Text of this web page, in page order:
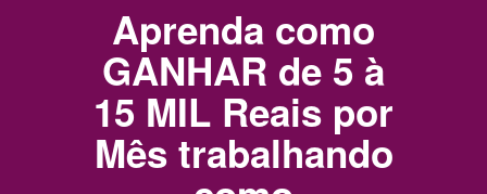
Aprenda como
GANHAR de 5 à
15 MIL Reais por
Mês trabalhando